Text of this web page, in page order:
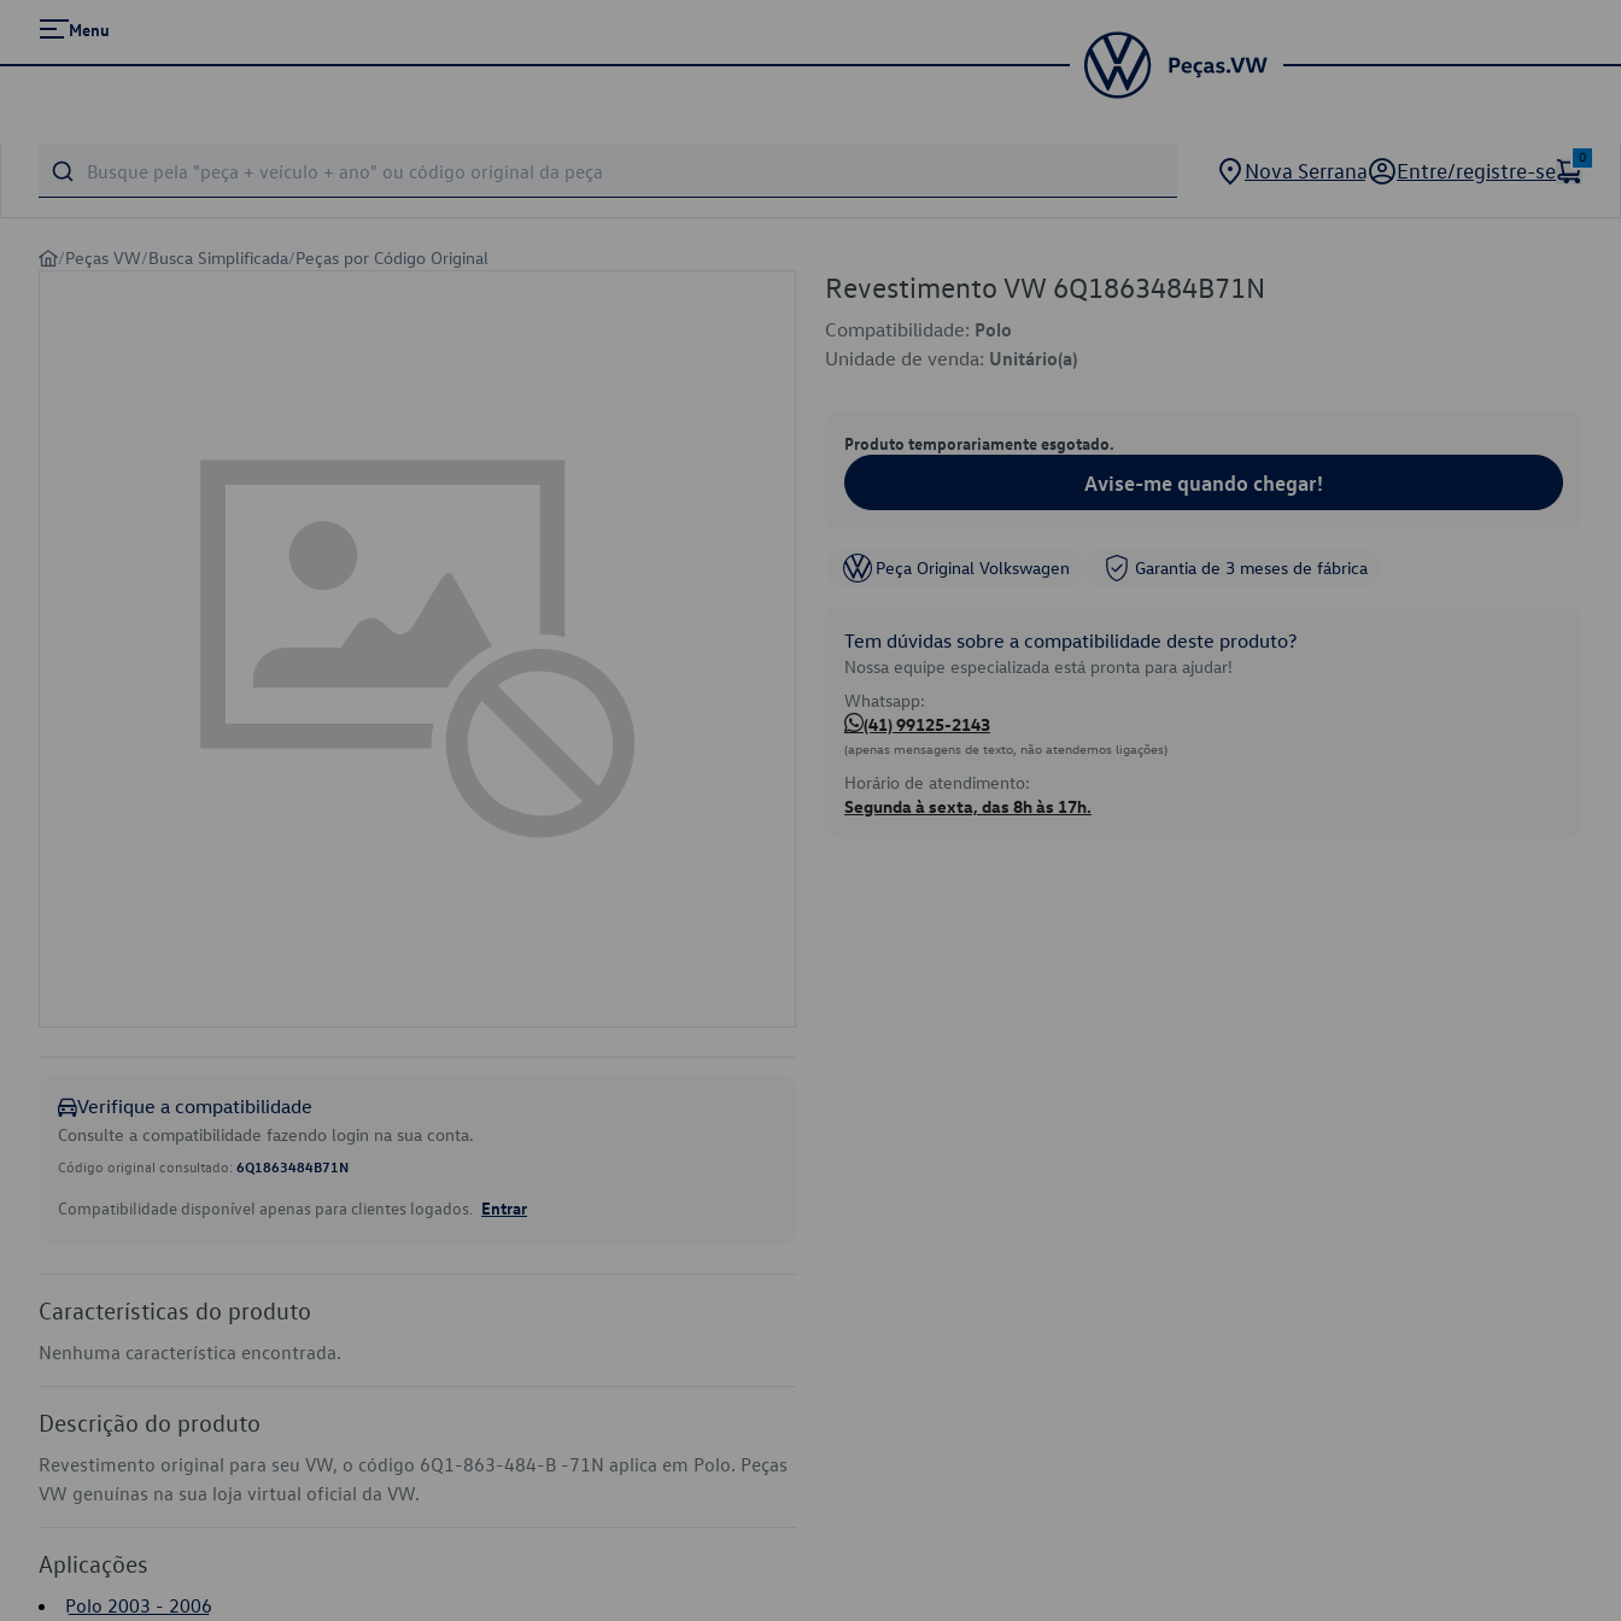
Menu
Nova Serrana Entre/registre-se
0
/Peças VW/Busca Simplificada/Peças por Código Original
Verifique a compatibilidade
Consulte a compatibilidade fazendo login na sua conta.
Código original consultado: 6Q1863484B71N
Compatibilidade disponível apenas para clientes logados. Entrar
Características do produto
Nenhuma característica encontrada.
Descrição do produto
Revestimento original para seu VW, o código 6Q1-863-484-B -71N aplica em Polo. Peças
VW genuínas na sua loja virtual oficial da VW.
Aplicações
Polo 2003 - 2006
Revestimento VW 6Q1863484B71N
Compatibilidade: Polo
Unidade de venda: Unitário(a)
Produto temporariamente esgotado.
Avise-me quando chegar!
Peça Original Volkswagen Garantia de 3 meses de fábrica
Tem dúvidas sobre a compatibilidade deste produto?
Nossa equipe especializada está pronta para ajudar!
Whatsapp:
(41) 99125-2143
(apenas mensagens de texto, não atendemos ligações)
Horário de atendimento:
Segunda à sexta, das 8h às 17h.